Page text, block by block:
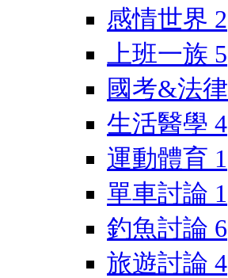
感情世界 2
上班一族 5
國考&法律
生活醫學 4
運動體育 1
單車討論 1
釣魚討論 6
旅遊討論 4